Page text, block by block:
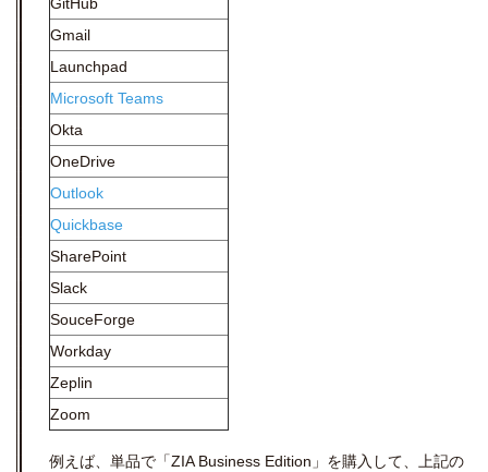
Gmail
Launchpad
Microsoft Teams
Okta
OneDrive
Outlook
Quickbase
SharePoint
Slack
SouceForge
Workday
Zeplin
Zoom
例えば、単品で「ZIA Business Edition」を購入して、上記の